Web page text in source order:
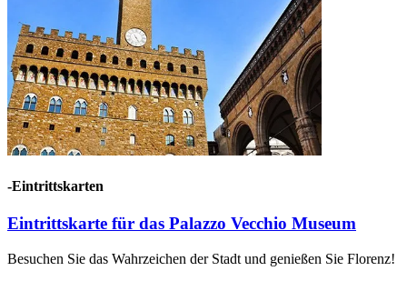
-Eintrittskarten
Eintrittskarte für das Palazzo Vecchio Museum
Besuchen Sie das Wahrzeichen der Stadt und genießen Sie Florenz!